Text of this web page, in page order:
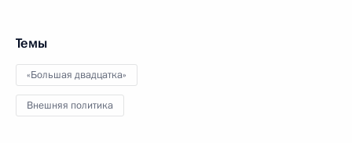
Темы
«Большая двадцатка»
Внешняя политика